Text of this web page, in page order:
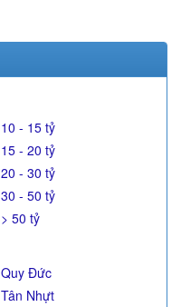
10 - 15 tỷ
15 - 20 tỷ
20 - 30 tỷ
30 - 50 tỷ
> 50 tỷ
Quy Đức
Tân Nhựt